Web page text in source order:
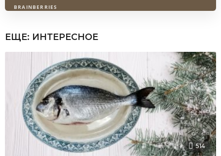
ЕЩЕ: ИНТЕРЕСНОЕ
514